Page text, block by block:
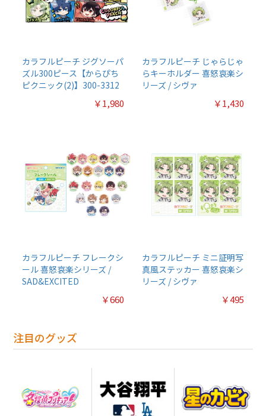
カラフルピーチ ジグソーパ
ズル300ピース【からぴち
ピクニック(2)】300-3312
￥1,980
カラフルピーチ じゃらじゃ
らキーホルダー 喜怒哀楽シ
リーズ / シヴァ
￥1,430
カラフルピーチ フレークシ
ール 喜怒哀楽シリーズ /
SAD&EXCITED
￥660
カラフルピーチ ミニ証明写
真風ステッカー 喜怒哀楽シ
リーズ / シヴァ
￥495
注目のグッズ